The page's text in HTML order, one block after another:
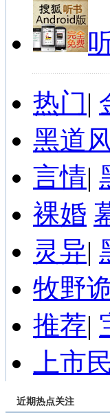
热门|
黑道
言情|
裸婚
灵异|
牧野
推荐|
上市
近期热点关注